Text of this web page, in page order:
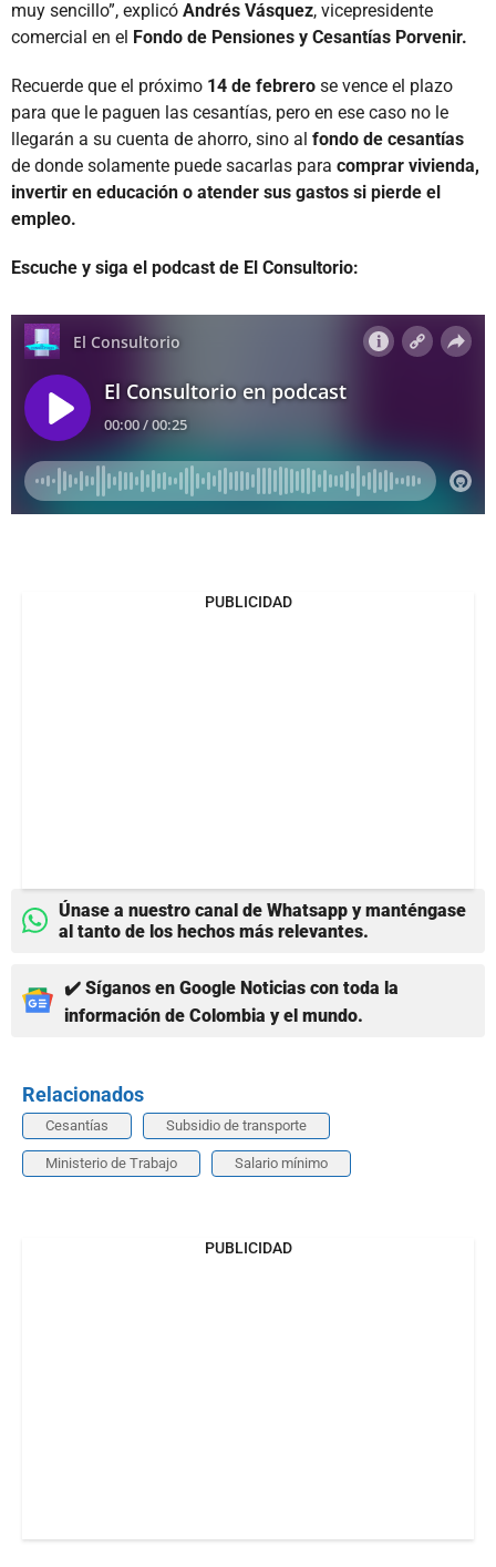
muy sencillo”, explicó Andrés Vásquez, vicepresidente
comercial en el Fondo de Pensiones y Cesantías Porvenir.
Recuerde que el próximo 14 de febrero se vence el plazo
para que le paguen las cesantías, pero en ese caso no le
llegarán a su cuenta de ahorro, sino al fondo de cesantías
de donde solamente puede sacarlas para comprar vivienda,
invertir en educación o atender sus gastos si pierde el
empleo.
Escuche y siga el podcast de El Consultorio:
PUBLICIDAD
Únase a nuestro canal de Whatsapp y manténgase
al tanto de los hechos más relevantes.
✔️ Síganos en Google Noticias con toda la
información de Colombia y el mundo.
Relacionados
Cesantías Subsidio de transporte
Ministerio de Trabajo Salario mínimo
PUBLICIDAD